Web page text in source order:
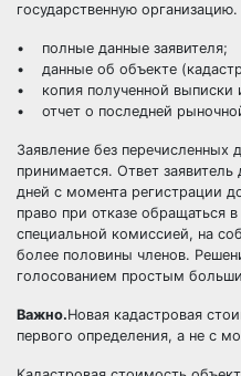
государственную
• полные данные заявителя;
• данные об объекте
• копия полученной выписки
• отчет о последней
Заявление без перечисленных
принимается. Ответ
дней с момента регистрации
право при отказе обращаться
специальной комиссией, на
более половины членов.
голосованием простым
Важно.Новая кадастровая
первого определения, а не с